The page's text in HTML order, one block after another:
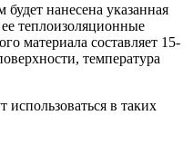
нанесена указанная
теплоизоляционные
материала составляет 15-
температура
в таких